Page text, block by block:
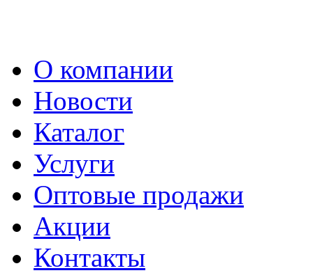
О компании
Новости
Каталог
Услуги
Оптовые продажи
Акции
Контакты